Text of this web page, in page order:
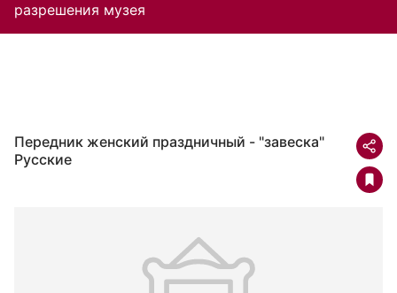
разрешения музея
Передник женский праздничный - "завеска"
Русские